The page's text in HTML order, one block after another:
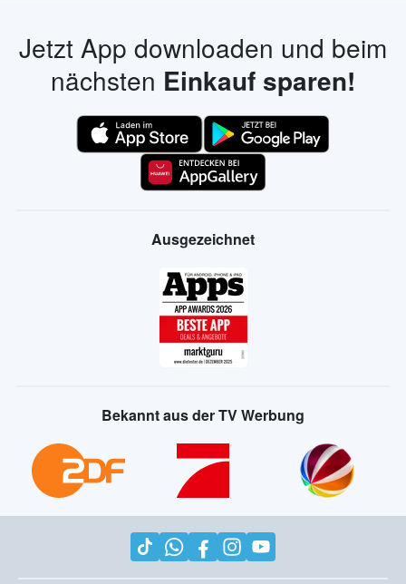
Jetzt App downloaden und beim
nächsten Einkauf sparen!
Ausgezeichnet
Bekannt aus der TV Werbung